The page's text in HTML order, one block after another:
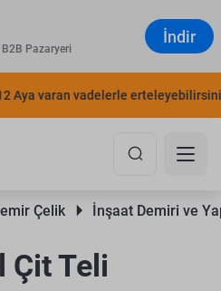
B2B Pazaryeri
İndir
varan vadelerle erteleyebilirsiniz.
Çelik İnşaat Demiri ve
Çit Teli